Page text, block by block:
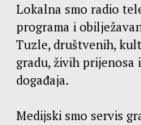
Lokalna smo radio
programa i
Tuzle, društvenih,
gradu, živih prijenosa
događaja.
Medijski smo servis